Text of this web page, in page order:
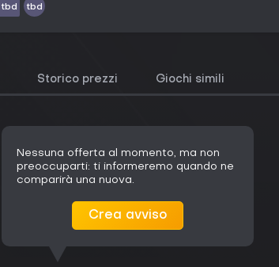
tbd tbd
Storico prezzi Giochi simili
Nessuna offerta al momento, ma non
preoccuparti: ti informeremo quando ne
comparirà una nuova.
Crea avviso